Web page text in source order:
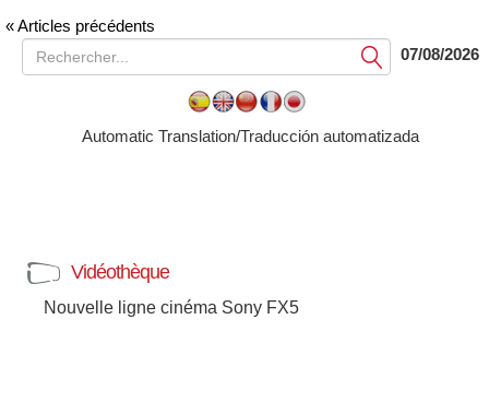
« Articles précédents
Soumettre07/08/2026
Automatic Translation/Traducción automatizada
Vidéothèque
Nouvelle ligne cinéma Sony FX5